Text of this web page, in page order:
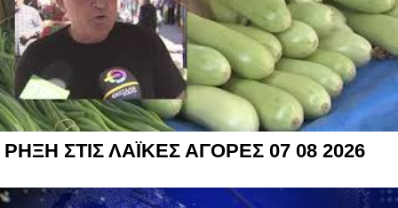
ΡΗΞΗ ΣΤΙΣ ΛΑΪΚΕΣ ΑΓΟΡΕΣ 07 08 2026